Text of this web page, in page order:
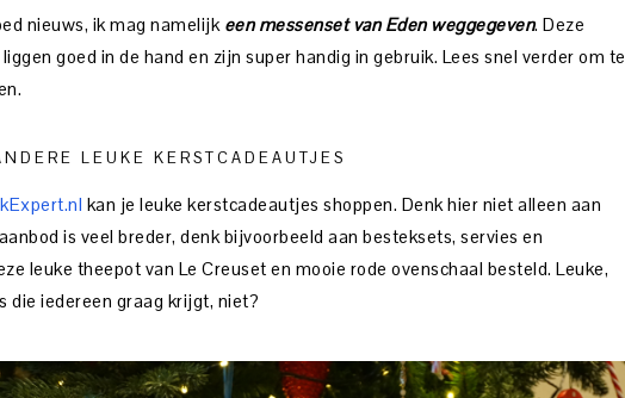
nieuws, ik mag namelijk een messenset van Eden weggegeven. Deze
goed in de hand en zijn super handig in gebruik. Lees snel verder om te
LEUKE KERSTCADEAUTJES
kan je leuke kerstcadeautjes shoppen. Denk hier niet alleen aan
is veel breder, denk bijvoorbeeld aan besteksets, servies en
leuke theepot van Le Creuset en mooie rode ovenschaal besteld. Leuke,
die iedereen graag krijgt, niet?